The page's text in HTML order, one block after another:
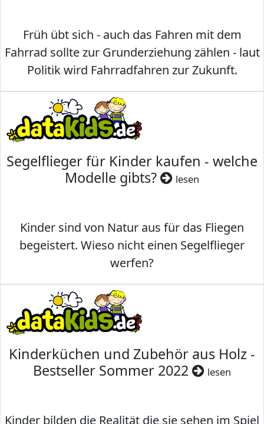
Früh übt sich - auch das Fahren mit dem
Fahrrad sollte zur Grunderziehung zählen - laut
Politik wird Fahrradfahren zur Zukunft.
Segelflieger für Kinder kaufen - welche
Modelle gibts?
lesen
Kinder sind von Natur aus für das Fliegen
begeistert. Wieso nicht einen Segelflieger
werfen?
Kinderküchen und Zubehör aus Holz -
Bestseller Sommer 2022
lesen
Kinder bilden die Realität die sie sehen im Spiel